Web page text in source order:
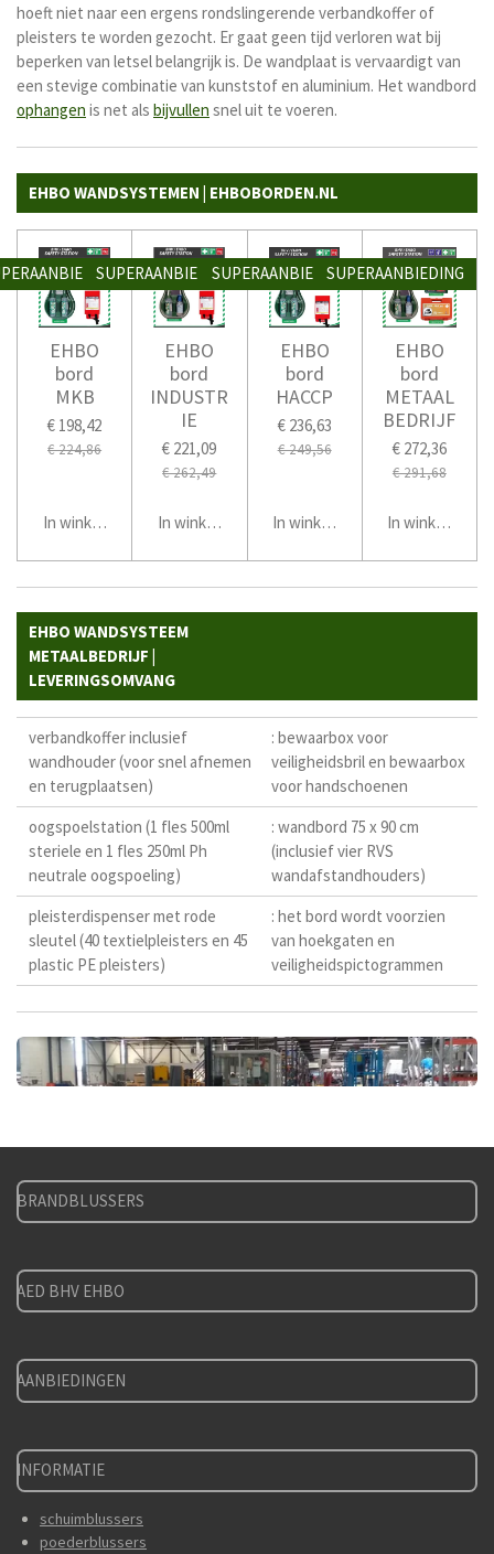
hoeft niet naar een ergens rondslingerende verbandkoffer of
pleisters te worden gezocht. Er gaat geen tijd verloren wat bij
beperken van letsel belangrijk is. De wandplaat is vervaardigt van
een stevige combinatie van kunststof en aluminium. Het wandbord
ophangen is net als bijvullen snel uit te voeren.
EHBO WANDSYSTEMEN | EHBOBORDEN.NL
EHBO
bord
MKB
€ 198,42
€ 224,86
In winkelwagen
SUPERAANBIEDING
EHBO
bord
INDUSTR
IE
€ 221,09
€ 262,49
In winkelwagen
SUPERAANBIEDING
EHBO
bord
HACCP
€ 236,63
€ 249,56
In winkelwagen
SUPERAANBIEDING
EHBO
bord
METAAL
BEDRIJF
€ 272,36
€ 291,68
In winkelwagen
EHBO WANDSYSTEEM
METAALBEDRIJF |
LEVERINGSOMVANG
verbandkoffer inclusief
wandhouder (voor snel afnemen
en terugplaatsen)
: bewaarbox voor
veiligheidsbril en bewaarbox
voor handschoenen
oogspoelstation (1 fles 500ml
steriele en 1 fles 250ml Ph
neutrale oogspoeling)
: wandbord 75 x 90 cm
(inclusief vier RVS
wandafstandhouders)
pleisterdispenser met rode
sleutel (40 textielpleisters en 45
plastic PE pleisters)
: het bord wordt voorzien
van hoekgaten en
veiligheidspictogrammen
BRANDBLUSSERS
AED BHV EHBO
AANBIEDINGEN
INFORMATIE
schuimblussers
poederblussers